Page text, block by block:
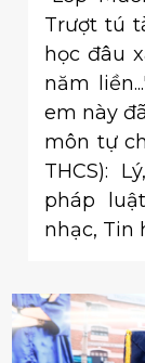
Trượt tú
học đâu
năm
em này
môn tự
THCS):
pháp
nhạc, Tin